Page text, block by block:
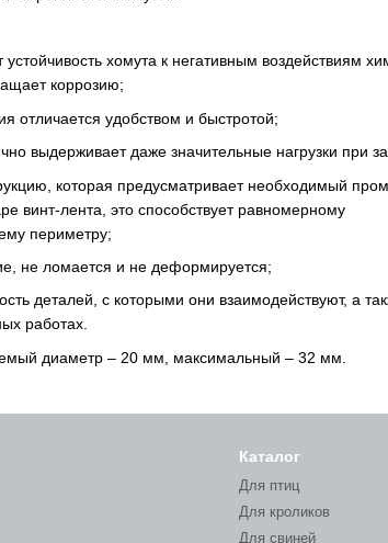
хомута к негативным воздействиям
коррозию;
отличается удобством и быстротой;
выдерживает даже значительные нагрузки при
которая предусматривает необходимый
винт-лента, это способствует равномерному
периметру;
не ломается и не деформируется;
деталей, с которыми они взаимодействуют, а
работах.
диаметр – 20 мм, максимальный – 32 мм.
Каталог
Для птиц
Для кроликов
Для свиней